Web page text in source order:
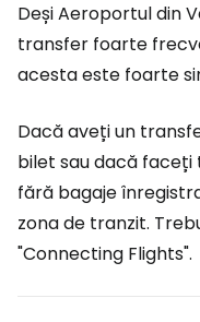
Deși Aeroportul din
transfer foarte
acesta este foarte
Dacă aveți un
bilet sau dacă
fără bagaje
zona de tranzit.
"Connecting Flights".